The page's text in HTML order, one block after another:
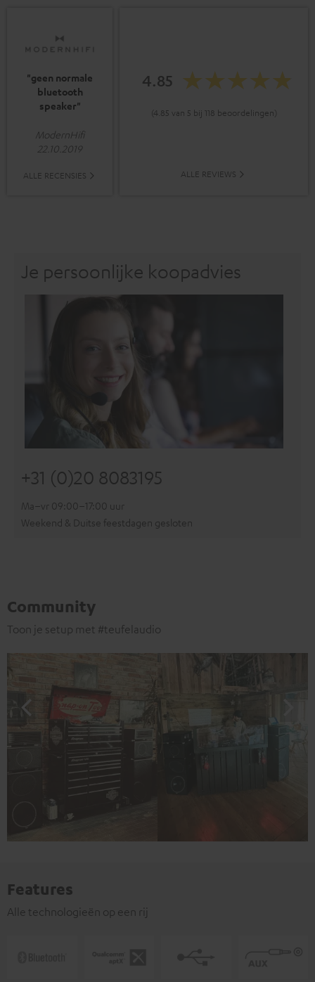
"geen normale
bluetooth
speaker"
ModernHifi
22.10.2019
ALLE RECENSIES
4.85
(4.85 van 5 bij 118 beoordelingen)
ALLE REVIEWS
Je persoonlijke koopadvies
+31 (0)20 8083195
Ma–vr 09:00–17:00 uur
Weekend & Duitse feestdagen gesloten
Community
Toon je setup met #teufelaudio
Features
Alle technologieën op een rij